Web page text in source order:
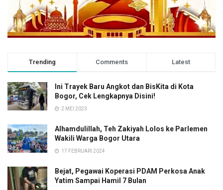
Trending Comments Latest
Ini Trayek Baru Angkot dan BisKita di Kota
Bogor, Cek Lengkapnya Disini!
2 MEI 2023
Alhamdulillah, Teh Zakiyah Lolos ke Parlemen
Wakili Warga Bogor Utara
17 FEBRUARI 2024
Bejat, Pegawai Koperasi PDAM Perkosa Anak
Yatim Sampai Hamil 7 Bulan